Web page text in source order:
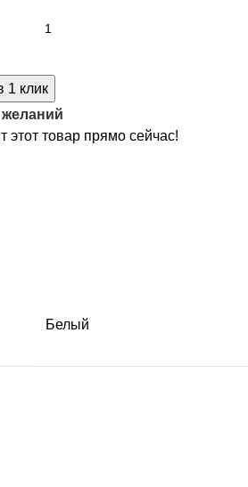
1 клик
этот товар прямо сейчас!
Белый